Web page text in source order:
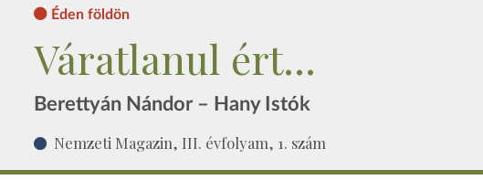
Éden földön
Váratlanul ért...
Berettyán Nándor – Hany Istók
Nemzeti Magazin, III. évfolyam, 1. szám